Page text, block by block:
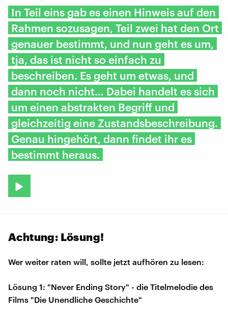
In Teil eins gab es einen Hinweis auf den
Rahmen sozusagen, Teil zwei hat den Ort
genauer bestimmt, und nun geht es um,
tja, das ist nicht so einfach zu
beschreiben. Es geht um etwas, und
dann noch nicht… Dabei handelt es sich
um einen abstrakten Begriff und
gleichzeitig eine Zustandsbeschreibung.
Genau hingehört, dann findet ihr es
bestimmt heraus.
​Achtung: Lösung!
Wer weiter raten will, sollte jetzt aufhören zu lesen:
Lösung 1: "Never Ending Story" - die Titelmelodie des
Films "Die Unendliche Geschichte"